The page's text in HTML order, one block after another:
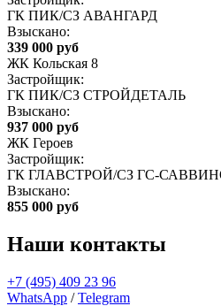
ГК ПИК/СЗ АВАНГАРД
Взыскано:
339 000 руб
ЖК Кольская 8
Застройщик:
ГК ПИК/СЗ СТРОЙДЕТАЛЬ
Взыскано:
937 000 руб
ЖК Героев
Застройщик:
ГК ГЛАВСТРОЙ/СЗ ГС-
Взыскано:
855 000 руб
Наши контакты
+7 (495) 409 23 96
WhatsApp /Telegram